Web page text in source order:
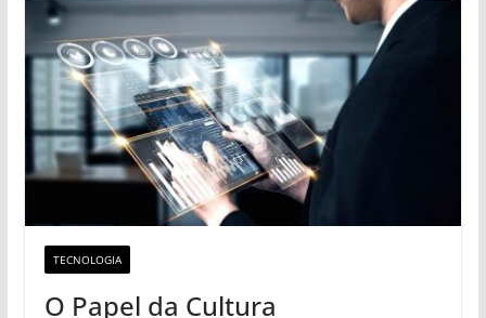
TECNOLOGIA
O Papel da Cultura